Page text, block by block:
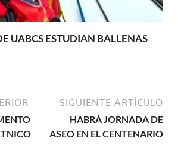
UABCS ESTUDIAN BALLENAS
SIGUIENTE ARTÍCULO
HABRÁ JORNADA DE
ASEO EN EL CENTENARIO